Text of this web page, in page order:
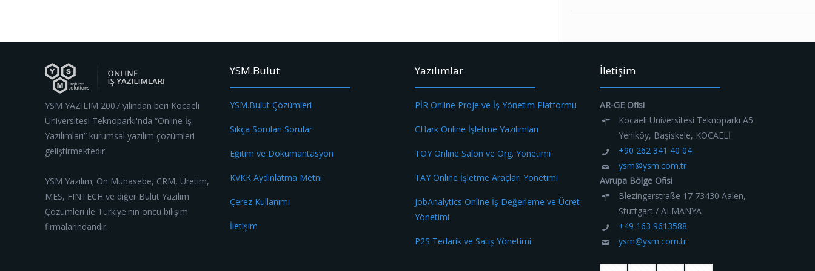
YSM YAZILIM 2007 yılından beri Kocaeli
Üniversitesi Teknoparkı'nda “Online İş
Yazılımları” kurumsal yazılım çözümleri
geliştirmektedir.
YSM Yazılım; Ön Muhasebe, CRM, Üretim,
MES, FINTECH ve diğer Bulut Yazılım
Çözümleri ile Türkiye'nin öncü bilişim
firmalarındandır.
YSM.Bulut
YSM.Bulut Çözümleri
Sıkça Sorulan Sorular
Eğitim ve Dökümantasyon
KVKK Aydınlatma Metni
Çerez Kullanımı
İletişim
Yazılımlar
PİR Online Proje ve İş Yönetim Platformu
CHark Online İşletme Yazılımları
TOY Online Salon ve Org. Yönetimi
TAY Online İşletme Araçları Yönetimi
JobAnalytics Online İş Değerleme ve Ücret
Yönetimi
P2S Tedarik ve Satış Yönetimi
İletişim
AR-GE Ofisi
Kocaeli Üniversitesi Teknoparkı A5
Yeniköy, Başiskele, KOCAELİ
+90 262 341 40 04
ysm@ysm.com.tr
Avrupa Bölge Ofisi
Blezingerstraße 17 73430 Aalen,
Stuttgart / ALMANYA
+49 163 9613588
ysm@ysm.com.tr